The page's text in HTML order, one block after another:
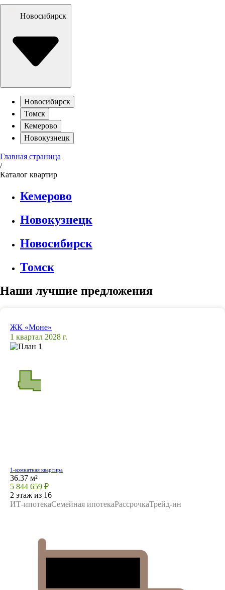
Новосибирск
Новосибирск
Томск
Кемерово
Новокузнецк
Главная страница
/
Каталог квартир
Кемерово
Новокузнецк
Новосибирск
Томск
Наши лучшие предложения
ЖК «Моне»
1 квартал 2028 г.
1-комнатная квартира
36.37 м²
5 844 659 ₽
2 этаж из 16
ИТ-ипотекаСемейная ипотекаРассрочкаТрейд-ин